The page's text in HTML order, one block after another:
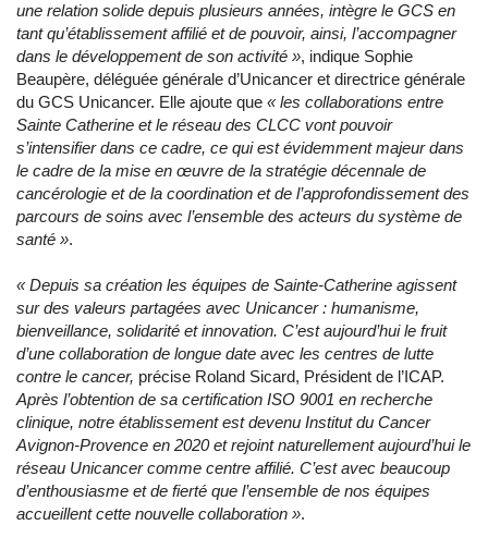
une relation solide depuis plusieurs années, intègre le GCS en
tant qu’établissement affilié et de pouvoir, ainsi, l’accompagner
dans le développement de son activité », indique Sophie
Beaupère, déléguée générale d’Unicancer et directrice générale
du GCS Unicancer. Elle ajoute que « les collaborations entre
Sainte Catherine et le réseau des CLCC vont pouvoir
s’intensifier dans ce cadre, ce qui est évidemment majeur dans
le cadre de la mise en œuvre de la stratégie décennale de
cancérologie et de la coordination et de l’approfondissement des
parcours de soins avec l’ensemble des acteurs du système de
santé ».
« Depuis sa création les équipes de Sainte-Catherine agissent
sur des valeurs partagées avec Unicancer : humanisme,
bienveillance, solidarité et innovation. C’est aujourd’hui le fruit
d’une collaboration de longue date avec les centres de lutte
contre le cancer, précise Roland Sicard, Président de l’ICAP.
Après l’obtention de sa certification ISO 9001 en recherche
clinique, notre établissement est devenu Institut du Cancer
Avignon-Provence en 2020 et rejoint naturellement aujourd’hui le
réseau Unicancer comme centre affilié. C’est avec beaucoup
d’enthousiasme et de fierté que l’ensemble de nos équipes
accueillent cette nouvelle collaboration ».